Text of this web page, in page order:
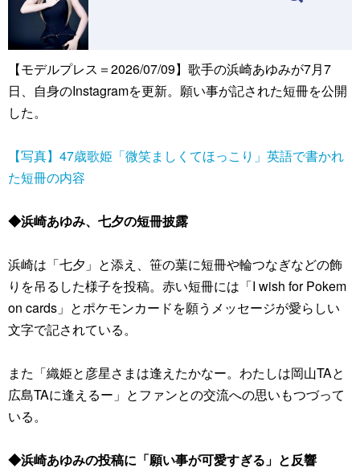
【モデルプレス＝2026/07/09】歌手の浜崎あゆみが7月7
日、自身のInstagramを更新。願い事が記された短冊を公開
した。
【写真】47歳歌姫「微笑ましくてほっこり」英語で書かれ
た短冊の内容
◆浜崎あゆみ、七夕の短冊披露
浜崎は「七夕」と添え、笹の葉に短冊や輪つなぎなどの飾
りを吊るした様子を投稿。赤い短冊には「I wish for Pokem
on cards」とポケモンカードを願うメッセージが愛らしい
文字で記されている。
また「織姫と彦星さまは逢えたかなー。わたしは岡山TAと
広島TAに逢えるー」とファンとの交流への思いもつづって
いる。
◆浜崎あゆみの投稿に「願い事が可愛すぎる」と反響